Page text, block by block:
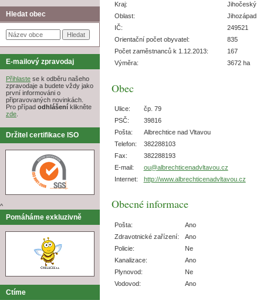
Hledat obec
E-mailový zpravodaj
Přihlaste se k odběru našeho
zpravodaje a budete vždy jako
první informováni o
připravovaných novinkách.
Pro případ odhlášení klikněte
zde.
Držitel certifikace ISO
^
Pomáháme exkluzivně
Ctíme
Kraj:
Jihočeský
Oblast:
Jihozápad
IČ:
249521
Orientační počet obyvatel:
835
Počet zaměstnanců k 1.12.2013:
167
Výměra:
3672 ha
Obec
Ulice:
čp. 79
PSČ:
39816
Pošta:
Albrechtice nad Vltavou
Telefon:
382288103
Fax:
382288193
E-mail:
ou@albrechticenadvltavou.cz
Internet:
http://www.albrechticenadvltavou.cz
Obecné informace
Pošta:
Ano
Zdravotnické zařízení:
Ano
Policie:
Ne
Kanalizace:
Ano
Plynovod:
Ne
Vodovod:
Ano